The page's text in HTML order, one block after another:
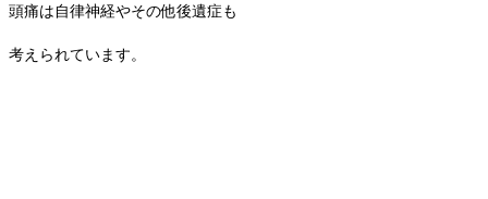
頭痛は自律神経やその他後遺症も
考えられています。